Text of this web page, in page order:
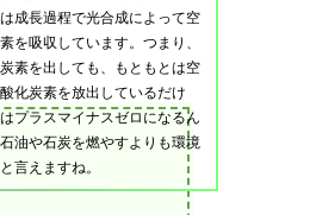
成長過程で光合成によって空
を吸収しています。つまり、
素を出しても、もともとは空
化炭素を放出しているだけ
プラスマイナスゼロになるん
油や石炭を燃やすよりも環境
言えますね。